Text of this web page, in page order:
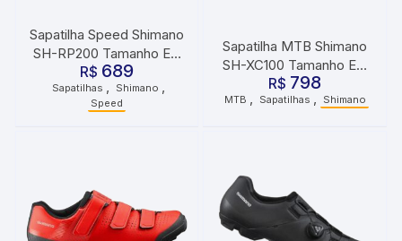
Sapatilha Speed Shimano
SH-RP200 Tamanho EU
45 Branco
R$ 689
Sapatilhas , Shimano ,
Speed
Sapatilha MTB Shimano
SH-XC100 Tamanho EU
45 Preto
R$ 798
MTB , Sapatilhas , Shimano